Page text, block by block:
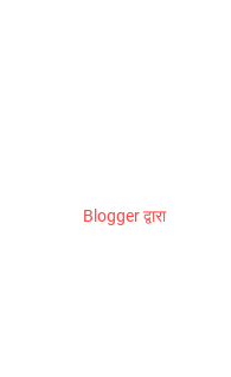
Blogger द्वारा